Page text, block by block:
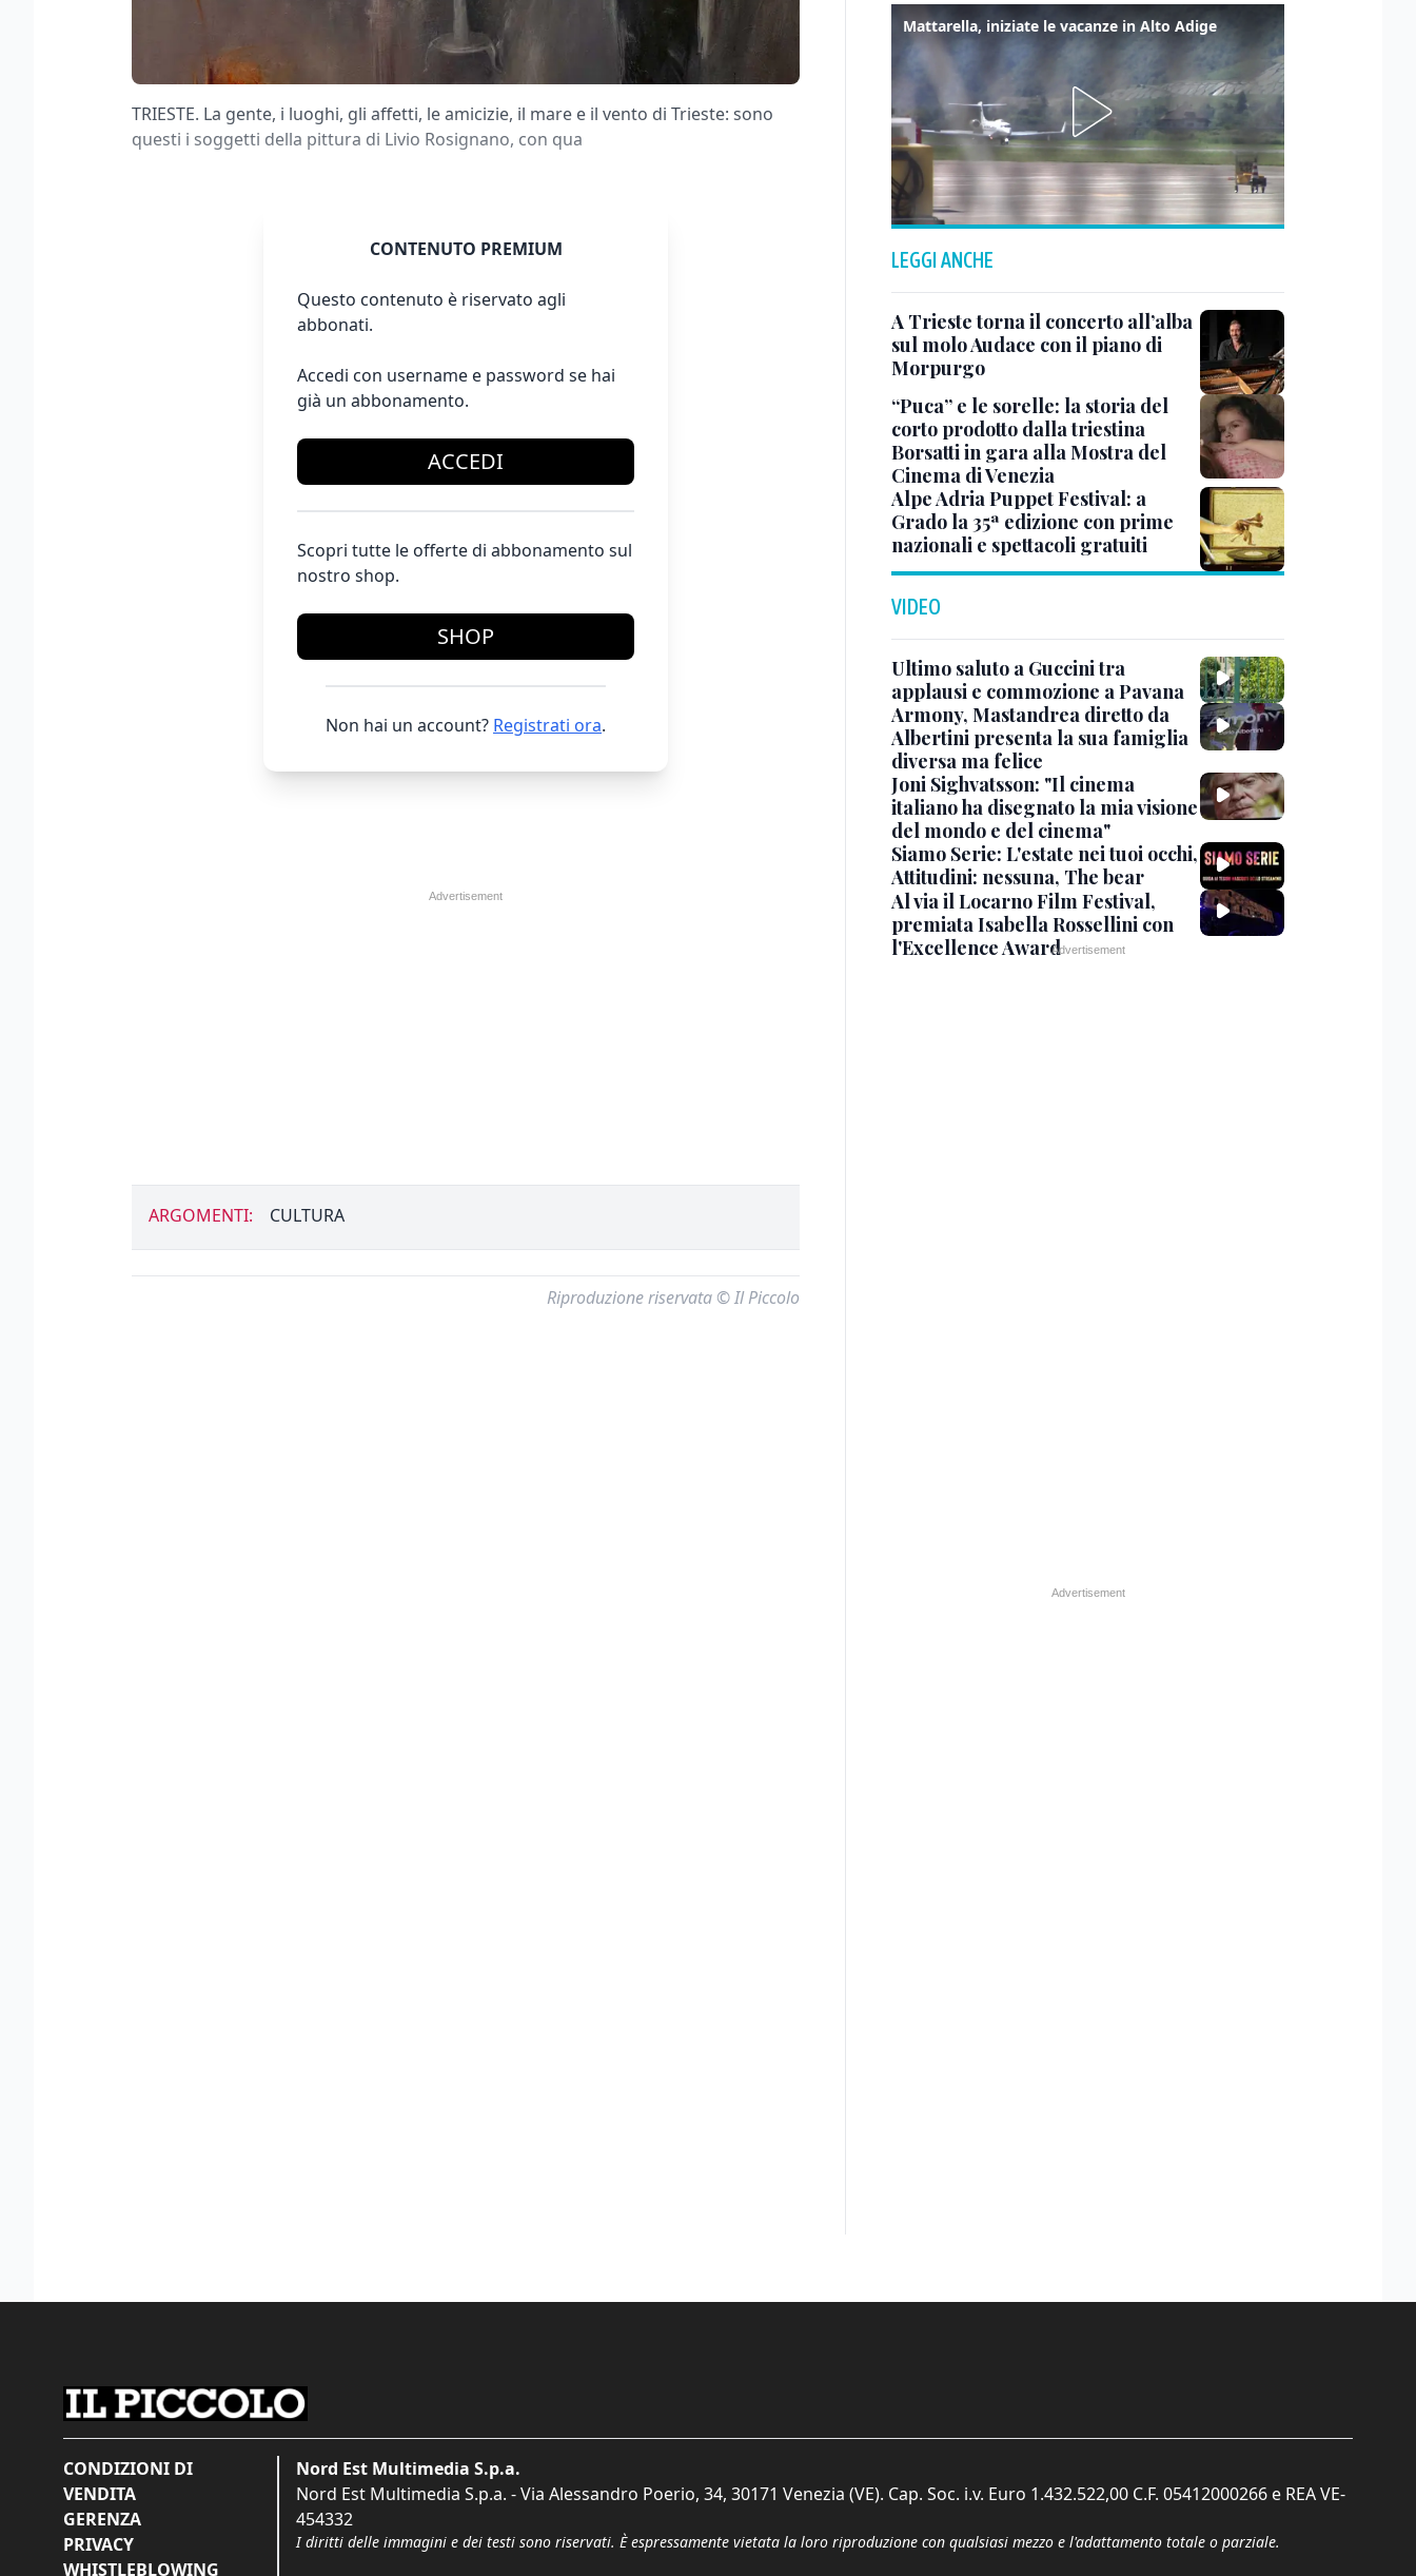
TRIESTE. La gente, i luoghi, gli affetti, le amicizie, il mare e il vento di Trieste: sono
questi i soggetti della pittura di Livio Rosignano, con qua
CONTENUTO PREMIUM
Questo contenuto è riservato agli
abbonati.
Accedi con username e password se hai
già un abbonamento.
ACCEDI
Scopri tutte le offerte di abbonamento sul
nostro shop.
SHOP
Non hai un account? Registrati ora.
ARGOMENTI: CULTURA
Riproduzione riservata © Il Piccolo
Mattarella, iniziate le vacanze in Alto Adige
LEGGI ANCHE
A Trieste torna il concerto all’alba
sul molo Audace con il piano di
Morpurgo
“Puca” e le sorelle: la storia del
corto prodotto dalla triestina
Borsatti in gara alla Mostra del
Cinema di Venezia
Alpe Adria Puppet Festival: a
Grado la 35ª edizione con prime
nazionali e spettacoli gratuiti
VIDEO
Ultimo saluto a Guccini tra
applausi e commozione a Pavana
Armony, Mastandrea diretto da
Albertini presenta la sua famiglia
diversa ma felice
Joni Sighvatsson: "Il cinema
italiano ha disegnato la mia visione
del mondo e del cinema"
Siamo Serie: L'estate nei tuoi occhi,
Attitudini: nessuna, The bear
Al via il Locarno Film Festival,
premiata Isabella Rossellini con
l'Excellence Award
CONDIZIONI DI
VENDITA
GERENZA
PRIVACY
WHISTLEBLOWING
Nord Est Multimedia S.p.a.
Nord Est Multimedia S.p.a. - Via Alessandro Poerio, 34, 30171 Venezia (VE). Cap. Soc. i.v. Euro 1.432.522,00 C.F. 05412000266 e REA VE-
454332
I diritti delle immagini e dei testi sono riservati. È espressamente vietata la loro riproduzione con qualsiasi mezzo e l'adattamento totale o parziale.